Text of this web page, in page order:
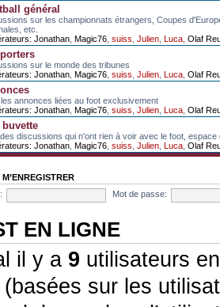
général
sur les championnats étrangers, Coupes
etc.
Jonathan Magic76 suiss Julien Luca Olaf
sur le monde des tribunes
Jonathan Magic76 suiss Julien Luca Olaf
annonces liées au foot exclusivement
Jonathan Magic76 suiss Julien Luca Olaf
discussions qui n'ont rien à voir avec le foot, espace
Jonathan Magic76 suiss Julien Luca Olaf
M’ENREGISTRER
Mot de passe:
EN LIGNE
il y a 9 utilisateurs
sur les